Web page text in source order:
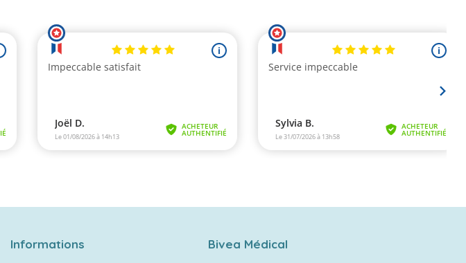
Informations Bivea Médical